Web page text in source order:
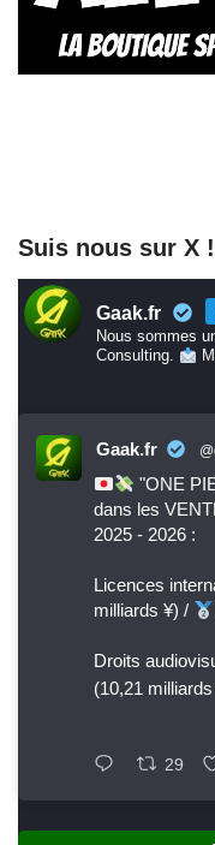
Suis nous sur X !
Gaak.fr
Nous sommes
Consulting.
Gaak.fr
"ONE
dans les
2025 - 2026 :
Licences
milliards ¥) /
Droits
(10,21
29